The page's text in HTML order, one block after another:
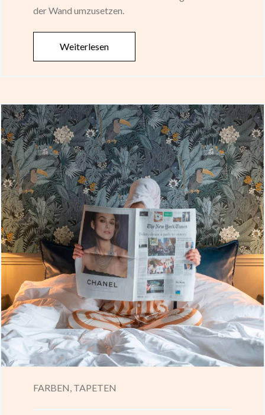
der Wand umzusetzen.
Weiterlesen
FARBEN, TAPETEN